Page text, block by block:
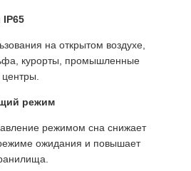
на открытом воздухе,
курорты, промышленные
режим
режимом сна снижает
ожидания и повышает